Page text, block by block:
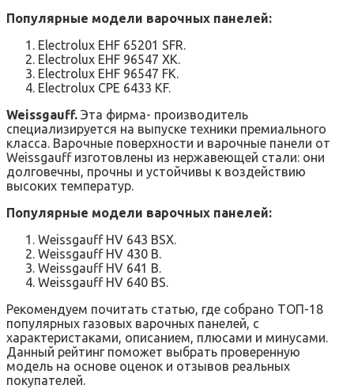
Популярные модели варочных панелей:
Electrolux EHF 65201 SFR.
Electrolux EHF 96547 XK.
Electrolux EHF 96547 FK.
Electrolux CPE 6433 KF.
Weissgauff. Эта фирма- производитель
специализируется на выпуске техники премиального
класса. Варочные поверхности и варочные панели от
Weissgauff изготовлены из нержавеющей стали: они
долговечны, прочны и устойчивы к воздействию
высоких температур.
Популярные модели варочных панелей:
Weissgauff HV 643 BSX.
Weissgauff HV 430 B.
Weissgauff HV 641 B.
Weissgauff HV 640 BS.
Рекомендуем почитать статью, где собрано ТОП-18
популярных газовых варочных панелей, с
характеристаками, описанием, плюсами и минусами.
Данный рейтинг поможет выбрать проверенную
модель на основе оценок и отзывов реальных
покупателей.